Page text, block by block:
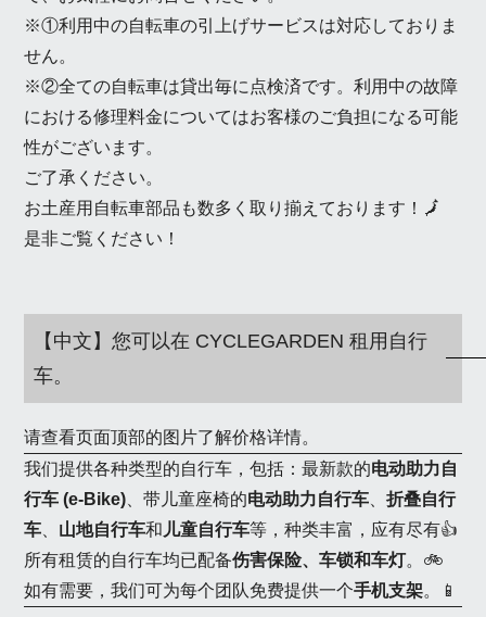
※①利用中の自転車の引上げサービスは対応しておりま
せん。
※②全ての自転車は貸出毎に点検済です。利用中の故障
における修理料金についてはお客様のご負担になる可能
性がございます。
ご了承ください。
お土産用自転車部品も数多く取り揃えております！🗾
是非ご覧ください！
【中文】您可以在 CYCLEGARDEN 租用自行
车。
请查看页面顶部的图片了解价格详情。
我们提供各种类型的自行车，包括：最新款的电动助力自
行车 (e-Bike) 、带儿童座椅的电动助力自行车 、折叠自行
车
山地自行车和 儿童自行车等，种类丰富，应有尽有👍
所有租赁的自行车均已配备伤害保险、车锁和车灯。🚲
如有需要，我们可为每个团队免费提供一个手机支架。📱